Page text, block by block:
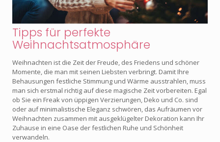
Tipps für perfekte
Weihnachtsatmosphäre
Weihnachten ist die Zeit der Freude, des Friedens und schöner
Momente, die man mit seinen Liebsten verbringt. Damit Ihre
Behausungen festliche Stimmung und Wärme ausstrahlen, muss
man sich erstmal richtig auf diese magische Zeit vorbereiten. Egal
ob Sie ein Freak von üppigen Verzierungen, Deko und Co. sind
oder auf minimalistische Eleganz schwören, das Aufräumen vor
Weihnachten zusammen mit ausgeklügelter Dekoration kann Ihr
Zuhause in eine Oase der festlichen Ruhe und Schönheit
verwandeln.